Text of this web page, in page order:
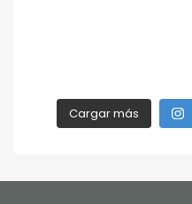
Cargar más